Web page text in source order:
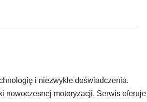
i niezwykłe doświadczenia.
nowoczesnej motoryzacji. Serwis oferuje